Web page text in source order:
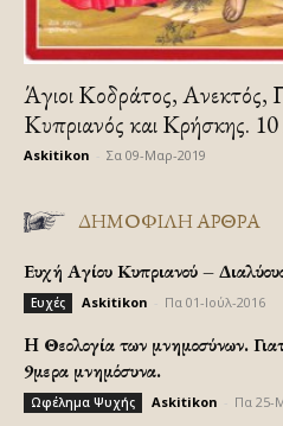
Άγιοι Κοδράτος, Ανεκτός,
Κυπριανός και Κρήσκης. 10
Askitikon Σα 09-Μαρ-2019
ΔΗΜΟΦΙΛΗ ΑΡΘΡΑ
Ευχή Αγίου Κυπριανού –
Ευχές Askitikon Πα 01-Ιούλ-2016
H Θεολογία των μνημοσύνων.
9μερα μνημόσυνα.
Ωφέλημα Ψυχής Askitikon Πα 25-